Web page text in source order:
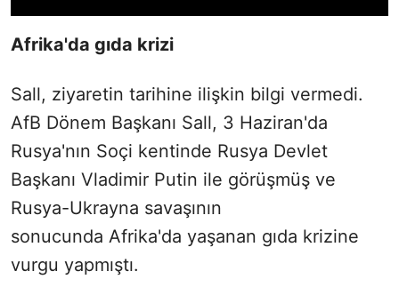
Afrika'da gıda krizi
Sall, ziyaretin tarihine ilişkin bilgi vermedi.
AfB Dönem Başkanı Sall, 3 Haziran'da
Rusya'nın Soçi kentinde Rusya Devlet
Başkanı Vladimir Putin ile görüşmüş ve
Rusya-Ukrayna savaşının
sonucunda Afrika'da yaşanan gıda krizine
vurgu yapmıştı.